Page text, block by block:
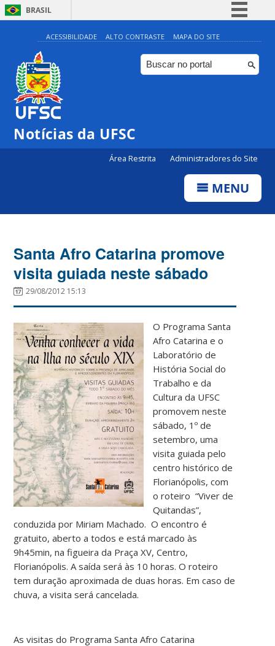
BRASIL
Simplifique!
Comunica BR
Participe
ACESSIBILIDADE ALTO CONTRASTE MAPA DO SITE
Notícias da UFSC
Área Restrita Administradores do Site
MENU
Santa Afro Catarina promove
visita guiada neste sábado
29/08/2012 15:13
O Programa Santa
Afro Catarina e o
Laboratório de
História Social do
Trabalho e da
Cultura da UFSC
promovem neste
sábado, 1º de
setembro, uma
visita guiada pelo
centro histórico de
Florianópolis, com
o roteiro “Viver de
Quitandas”,
conduzida por Miriam Machado. O encontro é
gratuito, aberto a todos e está marcado às
9h45min, na figueira da Praça XV, Centro,
Florianópolis. A saída será às 10 horas. O roteiro
tem duração aproximada de duas horas. Em caso de
chuva, a visita será cancelada.
As visitas do Programa Santa Afro Catarina